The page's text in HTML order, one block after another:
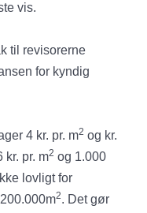
vis.
til revisorerne
for kyndig
4 kr. pr. m2 og kr.
kr. pr. m2 og 1.000
lovligt for
2. Det gør